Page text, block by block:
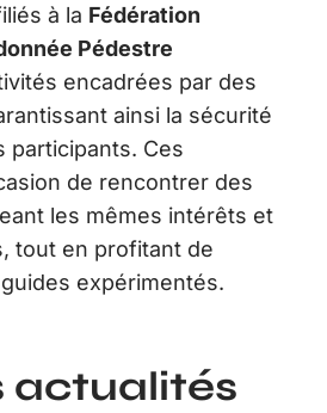
à la Fédération
Pédestre
encadrées par des
ainsi la sécurité
participants. Ces
de rencontrer des
les mêmes intérêts et
tout en profitant de
expérimentés.
actualités